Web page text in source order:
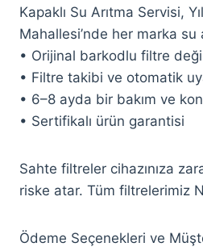
Kapaklı Su Arıtma Servisi,
Mahallesi’nde her marka su
• Orijinal barkodlu filtre
• Filtre takibi ve otomatik
• 6–8 ayda bir bakım ve
• Sertifikalı ürün garantisi
Sahte filtreler cihazınıza
riske atar. Tüm filtrelerimiz
Ödeme Seçenekleri ve